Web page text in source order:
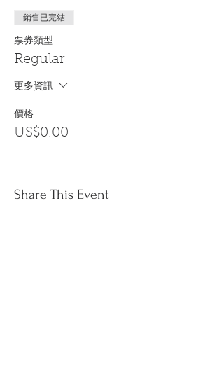
銷售已完結
票券類型
Regular
更多資訊
價格
US$0.00
Share This Event